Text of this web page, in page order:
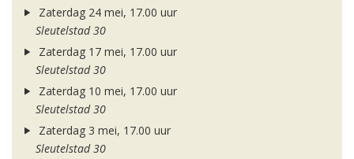
Zaterdag 24 mei, 17.00 uur
Sleutelstad 30
Zaterdag 17 mei, 17.00 uur
Sleutelstad 30
Zaterdag 10 mei, 17.00 uur
Sleutelstad 30
Zaterdag 3 mei, 17.00 uur
Sleutelstad 30